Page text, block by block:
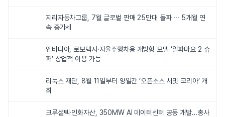
지리자동차그룹, 7월 글로벌 판매 25만대 돌파 ··· 5개월 연
속 증가세
엔비디아, 로보택시·자율주행차용 개방형 모델 ‘알파마요 2 슈
퍼’ 상업적 이용 가능
리눅스 재단, 8월 11일부터 양일간 ‘오픈소스 서밋 코리아’ 개
최
크루셜텍·인화자산, 350MW AI 데이터센터 공동 개발…총사